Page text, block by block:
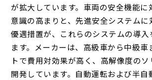
が拡大しています。車両の安全機能に
意識の高まりと、先進安全システムに
優遇措置が、これらのシステムの導入
ます。メーカーは、高級車から中級車
トで費用対効果が高く、高解像度の
開発しています。自動運転および半自